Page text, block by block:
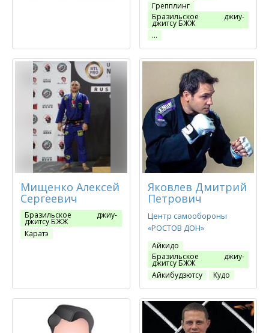
Грепплинг
Бразильское джиу-
джитсу БЖЖ
…
Мищенко Алексей
Сергеевич
Бразильское джиу-
джитсу БЖЖ
Каратэ
Яковлев Дмитрий
Петрович
Центр самообороны
«РОСТОВ ДОН»
Айкидо
Бразильское джиу-
джитсу БЖЖ
Айкибудзютсу
Кудо